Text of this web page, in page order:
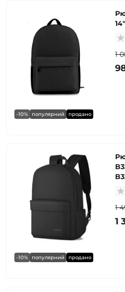
-10% популярний продано
1
-10% популярний продано
1
1